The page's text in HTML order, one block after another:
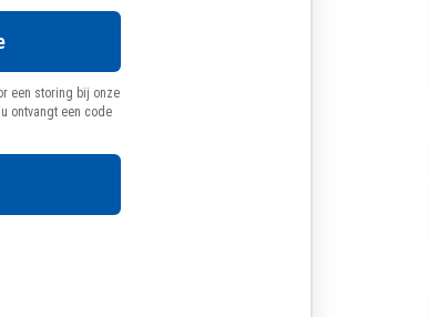
een storing bij onze
ontvangt een code